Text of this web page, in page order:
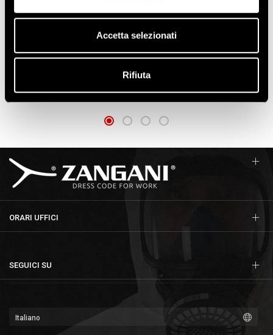
Accetta selezionati
Rifiuta
MASCHERINA AI CARBONI
ATTIVI PER POLVERI,
ART. M160
FILTRO P2 RD PAD MEDOP
ORARI UFFICI
SEGUICI SU